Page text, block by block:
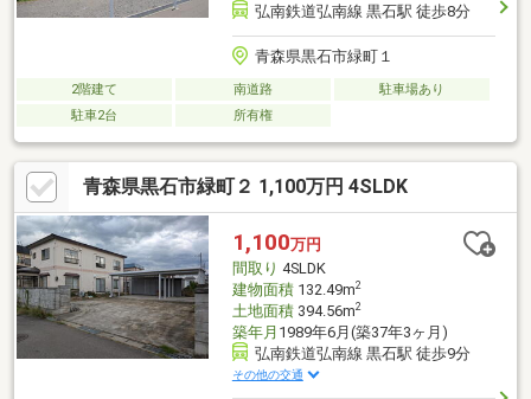
弘南鉄道弘南線 黒石駅 徒歩8分
青森県黒石市緑町１
2階建て 南道路
駐車場あり
駐車2台
所有権
青森県黒石市緑町２ 1,100万円 4SLDK
1,100万円
間取り 4SLDK
建物面積132.49m2
土地面積394.56m2
築年月 1989年6月(築37年3ヶ月)
弘南鉄道弘南線 黒石駅 徒歩9分
その他の交通